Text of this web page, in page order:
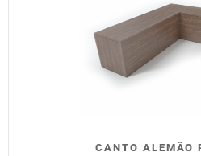
CANTO ALEMÃO